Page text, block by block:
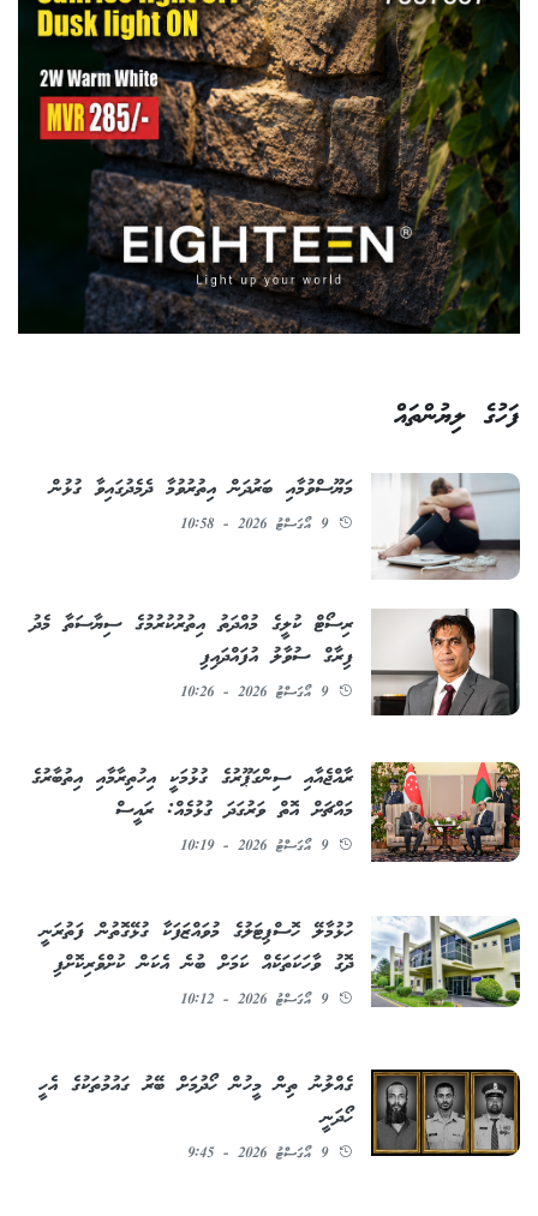
ފަހުގެ ލިޔުންތައް
މަޔޫސްވުމާއި ބަރުދަން އިތުރުވުމާ ދެމެދުގައިވާ ގުޅުން
9 އޯގަސްޓު 2026 - 10:58
ރިސޯޓް ކުލީގެ މުއްދަތު އިތުރުކުރުމުގެ ސިޔާސަތާ މެދު
ފިރާގް ސުވާލު އުފައްދައިފި
9 އޯގަސްޓު 2026 - 10:26
ރާއްޖެއާއި ސިންގަޕޫރުގެ ގުޅުމަކީ އިހުތިރާމާއި އިތުބާރުގެ
މައްޗަށް އޮތް ވަރުގަދަ ގުޅުމެއް: ރައީސް
9 އޯގަސްޓު 2026 - 10:19
ހުޅުމާލޭ ހޮސްޕިޓަލުގެ މުވައްޒަފަކާ ގުޅޭގޮތުން ފަތުރަނީ
ދޮގު ވާހަކަތަކެއް ކަމަށް ބުނެ އެކަން ކުށްވެރިކޮށްފި
9 އޯގަސްޓު 2026 - 10:12
ގެއްލުނު ތިން މީހުން ހޯދުމަށް ބޭރު ގައުމުތަކުގެ އެހީ
ހޯދަނީ
9 އޯގަސްޓު 2026 - 9:45